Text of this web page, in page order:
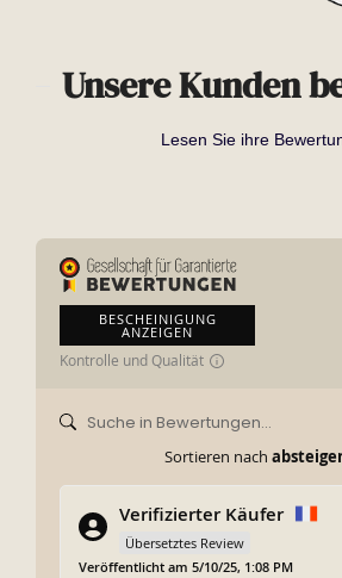
Unsere Kunden
Lesen Sie ihre
BESCHEINIGUNG
ANZEIGEN
Kontrolle und Qualität
Sortieren nach
Verifizierter Käufer
Übersetztes Review
Veröffentlicht am 5/10/25, 1:08 PM